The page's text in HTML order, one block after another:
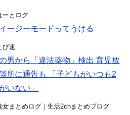
ーとログ
ージーモードってうける
び速
男から「違法薬物」検出 育児放
所に通告も 「子どもがいつも2
いない」
女まとめログ｜生活2chまとめブログ